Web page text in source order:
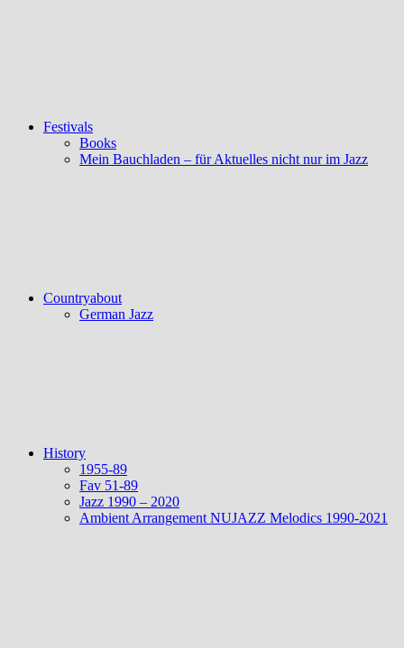
Festivals
Books
Mein Bauchladen – für Aktuelles nicht nur im Jazz
Countryabout
German Jazz
History
1955-89
Fav 51-89
Jazz 1990 – 2020
Ambient Arrangement NUJAZZ Melodics 1990-2021